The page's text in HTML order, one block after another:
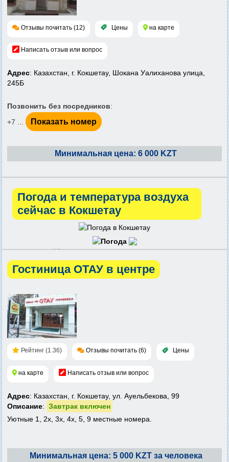
Отзывы почитать (12) Цены на карте
Написать отзыв или вопрос
Адрес: Казахстан, г. Кокшетау, Шокана Уалиханова улица,
245Б
Позвонить без посредников:
+7 ...
Показать номер
Минимальная цена: 6 000 KZT
Погода и температура воздуха
сейчас в Кокшетау
Гостиница ОТАУ в центре
Рейтинг (1.36) Отзывы почитать (6) Цены
на карте Написать отзыв или вопрос
Адрес: Казахстан, г. Кокшетау, ул. Ауельбекова, 99
Описание: Завтрак включен
Уютные 1, 2х, 3х, 4х, 5, 9 местные номера.
Минимальная цена: 5 000 KZT за человека